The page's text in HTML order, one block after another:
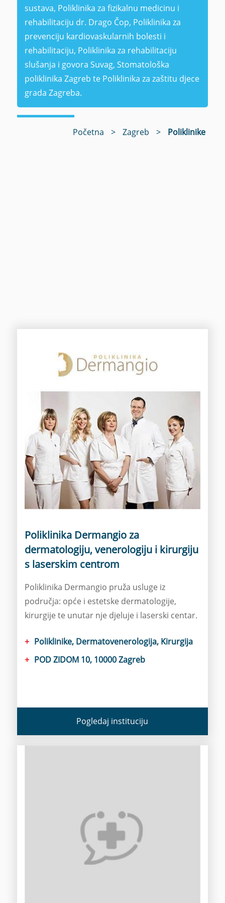
sustava, Poliklinika za fizikalnu medicinu i
rehabilitaciju dr. Drago Čop, Poliklinika za
prevenciju kardiovaskularnih bolesti i
rehabilitaciju, Poliklinika za rehabilitaciju
slušanja i govora Suvag, Stomatološka
poliklinika Zagreb te Poliklinika za zaštitu djece
grada Zagreba.
Početna > Zagreb > Poliklinike
Poliklinika Dermangio za
dermatologiju, venerologiju i kirurgiju
s laserskim centrom
Poliklinika Dermangio pruža usluge iz
područja: opće i estetske dermatologije,
kirurgije te unutar nje djeluje i laserski centar.
Poliklinike, Dermatovenerologija, Kirurgija
POD ZIDOM 10, 10000 Zagreb
Pogledaj instituciju